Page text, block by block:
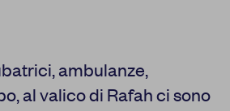
ambulanze,
al valico di Rafah ci sono